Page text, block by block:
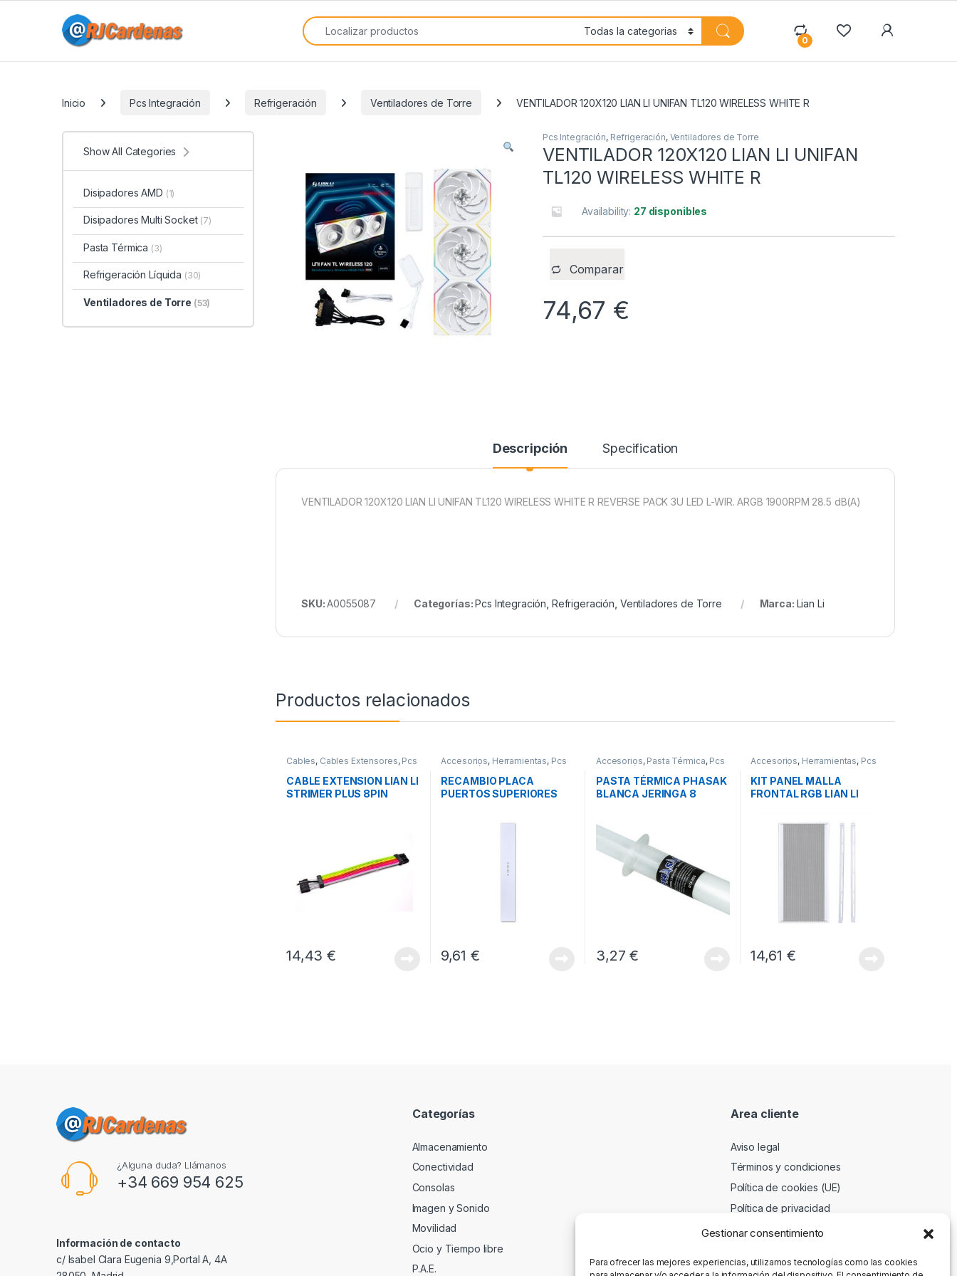
Gestionar consentimiento
Para ofrecer las mejores experiencias, utilizamos tecnologías como las cookies
Search for:
0
Inicio Pcs Integración Refrigeración Ventiladores de Torre VENTILADOR 120X120 LIAN LI UNIFAN TL120 WIRELESS WHITE R
Pcs Integración, Refrigeración, Ventiladores de Torre
VENTILADOR 120X120 LIAN LI UNIFAN
TL120 WIRELESS WHITE R
Availability: 27 disponibles
Comparar
74,67 €
Descripción Specification
VENTILADOR 120X120 LIAN LI UNIFAN TL120 WIRELESS WHITE R REVERSE PACK 3U LED L-WIR. ARGB 1900RPM 28.5 dB(A)
SKU:A0055087 Categorías:Pcs Integración Refrigeración Ventiladores de Torre Marca: Lian Li
Productos relacionados
Cables, Cables Extensores, Pcs
Integración
CABLE EXTENSION LIAN LI
STRIMER PLUS 8PIN
14,43€
Accesorios, Herramientas, Pcs
Integración
RECAMBIO PLACA
PUERTOS SUPERIORES
9,61 €
Accesorios, Pasta Térmica, Pcs
Integración
PASTA TÉRMICA PHASAK
BLANCA JERINGA 8
3,27€
Accesorios, Herramientas, Pcs
Integración
KIT PANEL MALLA
FRONTAL RGB LIAN LI
14,61 €
Show All Categories
Disipadores AMD (1)
Disipadores Multi Socket (7)
Pasta Térmica (3)
Refrigeración Líquida (30)
Ventiladores de Torre (53)
¿Alguna duda? Llámanos
+34 669 954 625
Información de contacto
c/ Isabel Clara Eugenia 9,Portal A, 4A
Categorías
Almacenamiento
Conectividad
Consolas
Imagen y Sonido
Movilidad
Ocio y Tiempo libre
P.A.E.
Area cliente
Aviso legal
Términos y condiciones
Política de cookies (UE)
Política de privacidad